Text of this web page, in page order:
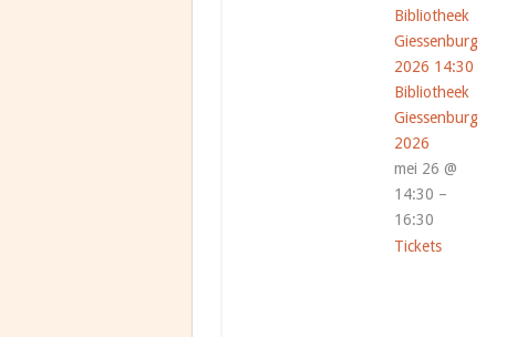
Bibliotheek
Giessenburg
2026 14:30
Bibliotheek
Giessenburg
2026
mei 26 @
14:30 –
16:30
Tickets